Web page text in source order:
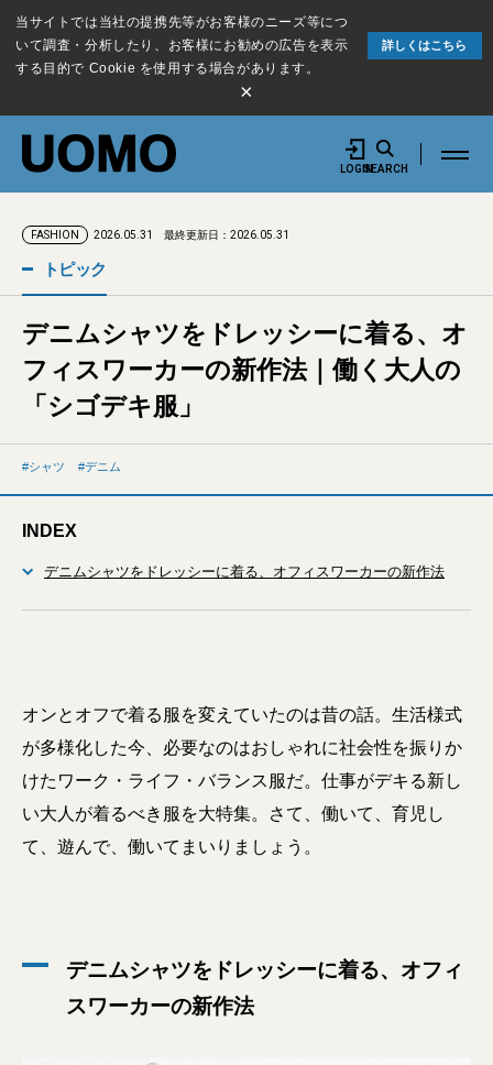
当サイトでは当社の提携先等がお客様のニーズ等につ
いて調査・分析したり、お客様にお勧めの広告を表示
する目的で Cookie を使用する場合があります。
詳しくはこちら
×
LOGINSEARCH
FASHION 2026.05.31 最終更新日：2026.05.31
トピック
デニムシャツをドレッシーに着る、オ
フィスワーカーの新作法｜働く大人の
「シゴデキ服」
シャツ デニム
INDEX
デニムシャツをドレッシーに着る、オフィスワーカーの新作法
オンとオフで着る服を変えていたのは昔の話。生活様式
が多様化した今、必要なのはおしゃれに社会性を振りか
けたワーク・ライフ・バランス服だ。仕事がデキる新し
い大人が着るべき服を大特集。さて、働いて、育児し
て、遊んで、働いてまいりましょう。
デニムシャツをドレッシーに着る、オフィ
スワーカーの新作法